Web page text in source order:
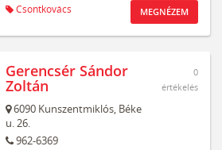
Csontkovács MEGNÉZEM
Gerencsér Sándor
Zoltán
6090 Kunszentmiklós, Béke
u. 26.
962-6369
0
értékelés